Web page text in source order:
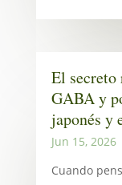
El secreto
GABA y
japonés y
Jun 15, 2026|
Cuando